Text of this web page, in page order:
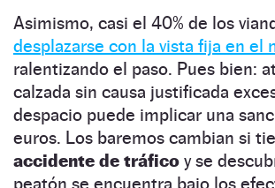
Asimismo, casi el 40% de los
desplazarse con la vista fija en el
ralentizando el paso. Pues bien:
calzada sin causa justificada
despacio puede implicar una
euros. Los baremos cambian si
accidente de tráfico y se
peatón se encuentra bajo los